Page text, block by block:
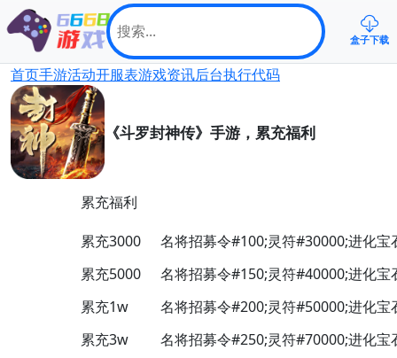
盒子下载
首页手游活动开服表游戏资讯后台执行代码
《斗罗封神传》手游，累充福利
累充福利
累充3000
名将招募令#100;灵符#30000;进化
累充5000
名将招募令#150;灵符#40000;进化
累充1w
名将招募令#200;灵符#50000;进化
累充3w
名将招募令#250;灵符#70000;进化